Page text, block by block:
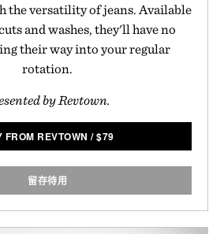
the versatility of jeans. Available
and washes, they'll have no
their way into your regular
rotation.
by Revtown.
FROM REVTOWN /$79
留存待用